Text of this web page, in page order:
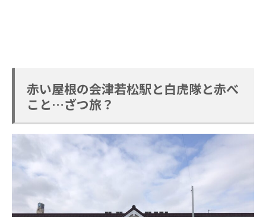
赤い屋根の会津若松駅と白虎隊と赤べ
こと…ざつ旅？